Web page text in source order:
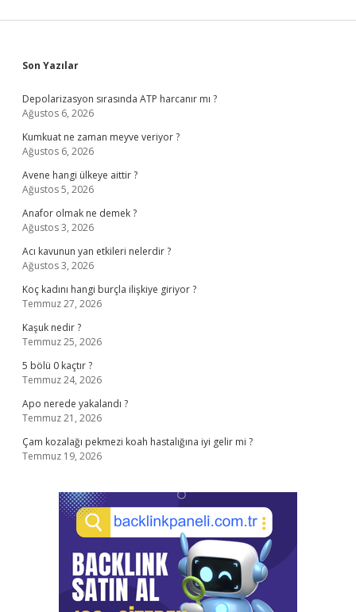
Sidebar
Son Yazılar
Depolarizasyon sırasında ATP harcanır mı ?
Ağustos 6, 2026
Kumkuat ne zaman meyve veriyor ?
Ağustos 6, 2026
Avene hangi ülkeye aittir ?
Ağustos 5, 2026
Anafor olmak ne demek ?
Ağustos 3, 2026
Acı kavunun yan etkileri nelerdir ?
Ağustos 3, 2026
Koç kadını hangi burçla ilişkiye giriyor ?
Temmuz 27, 2026
Kaşuk nedir ?
Temmuz 25, 2026
5 bölü 0 kaçtır ?
Temmuz 24, 2026
Apo nerede yakalandı ?
Temmuz 21, 2026
Çam kozalağı pekmezi koah hastalığına iyi gelir mi ?
Temmuz 19, 2026